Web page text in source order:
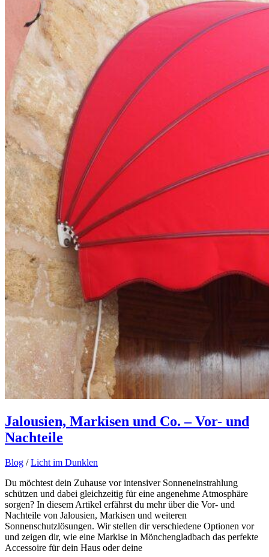
Jalousien, Markisen und Co. – Vor- und
Nachteile
Blog /Licht im Dunklen
Du möchtest dein Zuhause vor intensiver Sonneneinstrahlung
schützen und dabei gleichzeitig für eine angenehme Atmosphäre
sorgen? In diesem Artikel erfährst du mehr über die Vor- und
Nachteile von Jalousien, Markisen und weiteren
Sonnenschutzlösungen. Wir stellen dir verschiedene Optionen vor
und zeigen dir, wie eine Markise in Mönchengladbach das perfekte
Accessoire für dein Haus oder deine